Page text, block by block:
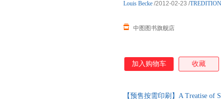
中图图书旗舰店
Louis Becke /2012-02-23 /
加入购物车 收藏
【预售按需印刷】A Treatise of